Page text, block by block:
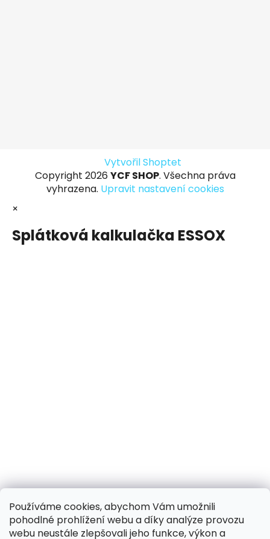
Používáme cookies, abychom Vám umožnili
pohodlné prohlížení webu a díky analýze provozu
webu neustále zlepšovali jeho funkce, výkon a
Vytvořil Shoptet
Copyright 2026 YCF SHOP. Všechna práva
vyhrazena. Upravit nastavení cookies
×
Splátková kalkulačka ESSOX